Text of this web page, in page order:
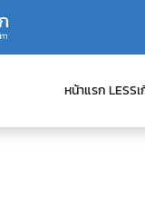
หน้าแรก LESS